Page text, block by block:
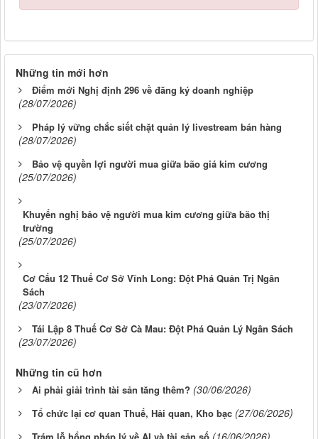
Những tin mới hơn
Điểm mới Nghị định 296 về đăng ký doanh nghiệp
(28/07/2026)
Pháp lý vững chắc siết chặt quản lý livestream bán hàng
(28/07/2026)
Bảo vệ quyền lợi người mua giữa bão giá kim cương
(25/07/2026)
Khuyến nghị bảo vệ người mua kim cương giữa bão thị
trường
(25/07/2026)
Cơ Cấu 12 Thuế Cơ Sở Vĩnh Long: Đột Phá Quản Trị Ngân
Sách
(23/07/2026)
Tái Lập 8 Thuế Cơ Sở Cà Mau: Đột Phá Quản Lý Ngân Sách
(23/07/2026)
Những tin cũ hơn
Ai phải giải trình tài sản tăng thêm? (30/06/2026)
Tổ chức lại cơ quan Thuế, Hải quan, Kho bạc (27/06/2026)